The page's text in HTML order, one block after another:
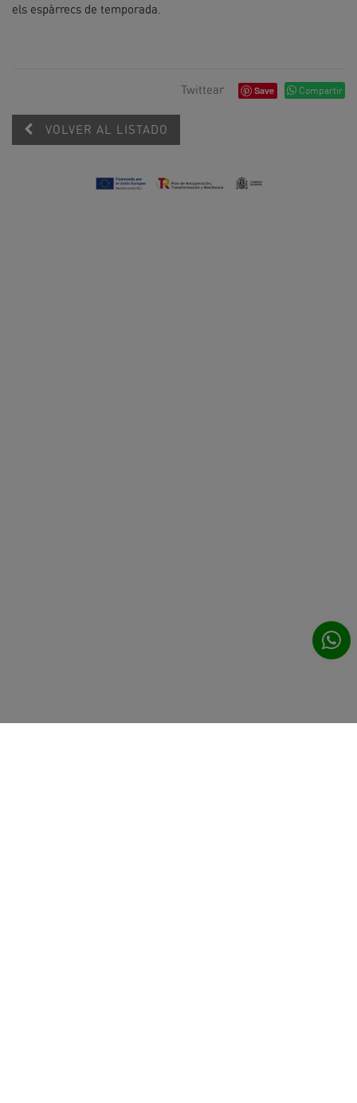
els espàrrecs de temporada.
Twittear Save Compartir
VOLVER AL LISTADO